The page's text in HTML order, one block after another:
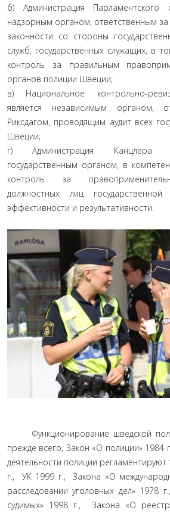
б) Администрация Парламентского
надзорным органом, ответственным
законности со стороны
служб, государственных служащих, в
контроль за правильным
органов полиции Швеции;
в) Национальное контрольно-
является независимым органом,
Риксдагом, проводящим аудит всех
Швеции;
г) Администрация Канцлера
государственным органом, в
контроль за
должностных лиц
эффективности и результативности.
Функционирование шведской
прежде всего, Закон «О полиции»
деятельности полиции
г., УК 1999 г., Закона «О
расследовании уголовных дел» 1978
судимых» 1998 г., Закона «О